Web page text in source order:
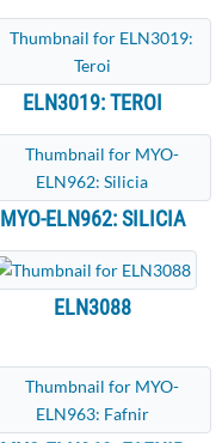
ELN3019: TEROI
MYO-ELN962: SILICIA
ELN3088